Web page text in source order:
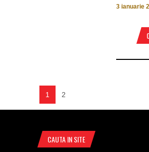
3 ianuarie
1 2
CAUTA IN SITE